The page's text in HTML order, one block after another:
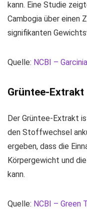
kann. Eine Studie
Cambogia über einen
signifikanten
Quelle: NCBI –
Grüntee-Extrakt
Der Grüntee-Extrakt
den Stoffwechsel
ergeben, dass die
Körpergewicht und
kann.
Quelle: NCBI – Green